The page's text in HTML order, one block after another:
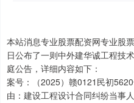
本站消息专业股票配资网专业股
日公布了一则中外建华诚工程技
庭公告，详细内容如下：
案号：（2025）赣0121民初
由：建设工程设计合同纠纷当